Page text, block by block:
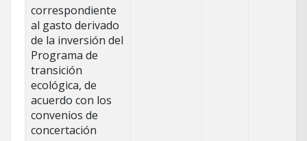
correspondiente
al gasto derivado
de la inversión del
Programa de
transición
ecológica, de
acuerdo con los
convenios de
concertación